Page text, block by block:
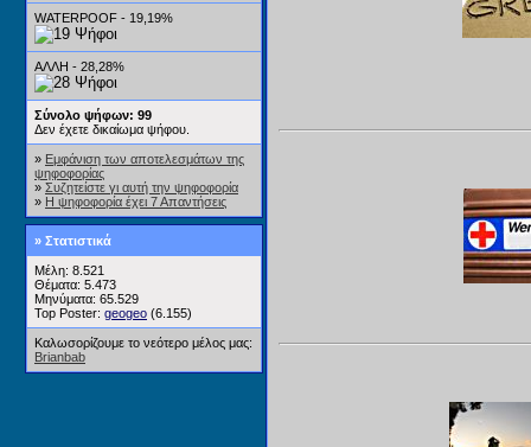
WATERPOOF - 19,19%
ΑΛΛΗ - 28,28%
Σύνολο ψήφων: 99
Δεν έχετε δικαίωμα ψήφου.
» Εμφάνιση των αποτελεσμάτων της
ψηφοφορίας
» Συζητείστε γι αυτή την ψηφοφορία
» Η ψηφοφορία έχει 7 Απαντήσεις
» Στατιστικά
Μέλη: 8.521
Θέματα: 5.473
Μηνύματα: 65.529
Top Poster: geogeo (6.155)
Καλωσορίζουμε το νεότερο μέλος μας:
Brianbab